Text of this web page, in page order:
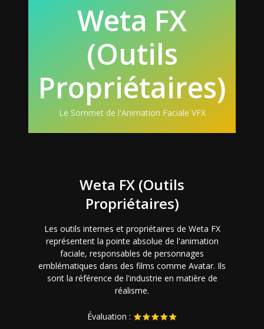
Weta FX
(Outils
Propriétaires)
Le Sommet de l'Animation Faciale VFX
Weta FX (Outils
Propriétaires)
Les outils internes et propriétaires de Weta FX
représentent la pointe absolue de l'animation
faciale, responsables de personnages
emblématiques dans des films comme Avatar. Ils
sont la référence de l'industrie en matière de
réalisme.
Évaluation :